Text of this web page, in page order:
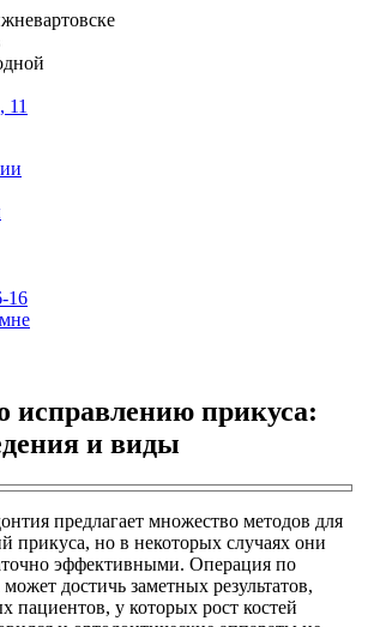
11
16
исправлению прикуса:
и виды
предлагает множество методов для
прикуса, но в некоторых случаях они
эффективными. Операция по
достичь заметных результатов,
пациентов, у которых рост костей